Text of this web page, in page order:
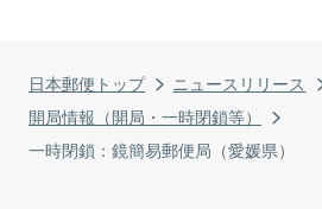
日本郵便トップ
ニュースリリース
開局情報（開局・一時閉鎖等）
一時閉鎖：鏡簡易郵便局（愛媛県）